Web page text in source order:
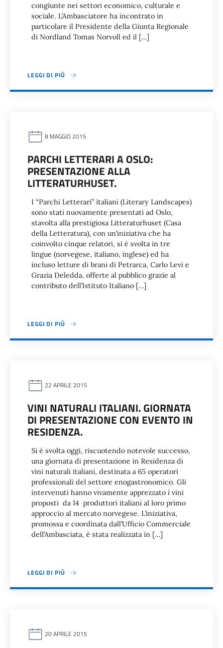
congiunte nei settori economico, culturale e
sociale. L’Ambasciatore ha incontrato in
particolare il Presidente della Giunta Regionale
di Nordland Tomas Norvoll ed il […]
LEGGI DI PIÙ
8 MAGGIO 2015
PARCHI LETTERARI A OSLO:
PRESENTAZIONE ALLA
LITTERATURHUSET.
I “Parchi Letterari” italiani (Literary Landscapes)
sono stati nuovamente presentati ad Oslo,
stavolta alla prestigiosa Litteraturhuset (Casa
della Letteratura), con un’iniziativa che ha
coinvolto cinque relatori, si è svolta in tre
lingue (norvegese, italiano, inglese) ed ha
incluso letture di brani di Petrarca, Carlo Levi e
Grazia Deledda, offerte al pubblico grazie al
contributo dell’Istituto Italiano […]
LEGGI DI PIÙ
22 APRILE 2015
VINI NATURALI ITALIANI. GIORNATA
DI PRESENTAZIONE CON EVENTO IN
RESIDENZA.
Si è svolta oggi, riscuotendo notevole successo,
una giornata di presentazione in Residenza di
vini naturali italiani, destinata a 65 operatori
professionali del settore enogastronomico. Gli
intervenuti hanno vivamente apprezzato i vini
proposti da 14 produttori italiani al loro primo
approccio al mercato norvegese. L’iniziativa,
promossa e coordinata dall’Ufficio Commerciale
dell’Ambasciata, è stata realizzata in […]
LEGGI DI PIÙ
20 APRILE 2015